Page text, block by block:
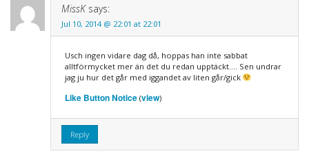
MissK says:
Jul 10, 2014 @ 22:01 at 22:01
Usch ingen vidare dag då, hoppas han inte sabbat
alltförmycket mer än det du redan upptäckt…. Sen undrar
jag ju hur det går med iggandet av liten går/gick
Like Button Notice(view)
Reply